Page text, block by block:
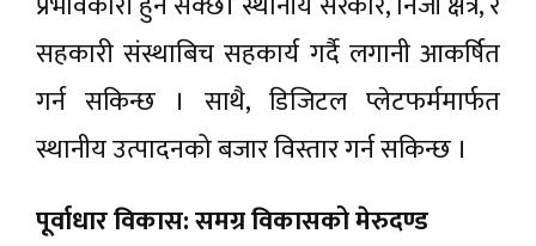
सहकारी संस्थाबिच सहकार्य गर्दै लगानी आकर्षित
गर्न सकिन्छ । साथै, डिजिटल प्लेटफर्ममार्फत
स्थानीय उत्पादनको बजार विस्तार गर्न सकिन्छ ।
पूर्वाधार विकास: समग्र विकासको मेरुदण्ड